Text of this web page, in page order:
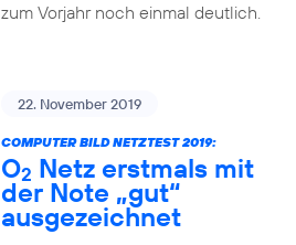
zum Vorjahr noch einmal deutlich.
22. November 2019
COMPUTER BILD NETZTEST 2019:
O2 Netz erstmals mit
der Note „gut“
ausgezeichnet